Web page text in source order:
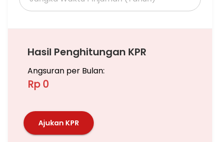
Ruko hadap jalan LANGSUNG BOULEVARD
Hasil Penghitungan KPR
Angsuran per Bulan:
Rp 0
Ajukan KPR